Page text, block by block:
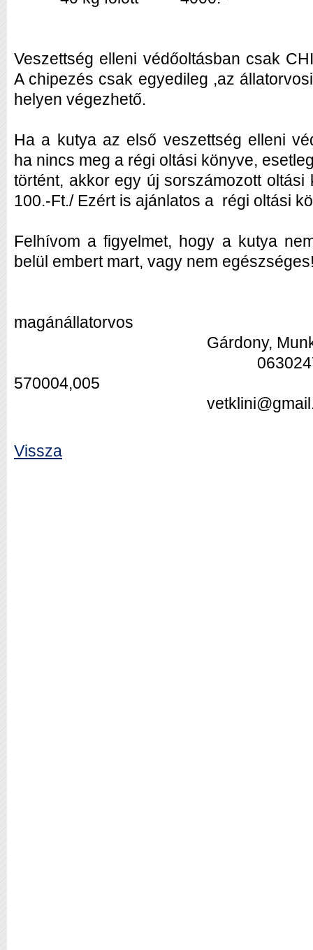
Veszettség elleni védőoltásban csak
A chipezés csak egyedileg ,az
helyen végezhető.
Ha a kutya az első veszettség elleni
ha nincs meg a régi oltási könyve,
történt, akkor egy új sorszámozott
100.-Ft./ Ezért is ajánlatos a régi oltási
Felhívom a figyelmet, hogy a kutya
belül embert mart, vagy nem
magánállatorvos
Gárdony, Munkácsy
06302473647,0622
570004,005
Vissza